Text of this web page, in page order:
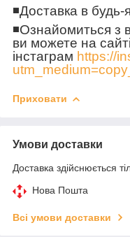
◾️Доставка в будь-
◾️Ознайомиться з
ви можете на
інстаграм https://
Приховати
Умови доставки
Доставка здійснюється
Нова Пошта
Всі умови доставки